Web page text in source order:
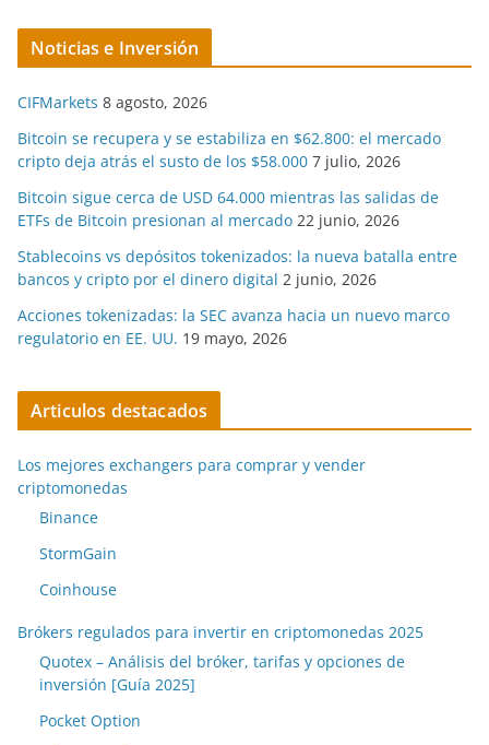
Noticias e Inversión
CIFMarkets 8 agosto, 2026
Bitcoin se recupera y se estabiliza en $62.800: el mercado
cripto deja atrás el susto de los $58.000 7 julio, 2026
Bitcoin sigue cerca de USD 64.000 mientras las salidas de
ETFs de Bitcoin presionan al mercado 22 junio, 2026
Stablecoins vs depósitos tokenizados: la nueva batalla entre
bancos y cripto por el dinero digital 2 junio, 2026
Acciones tokenizadas: la SEC avanza hacia un nuevo marco
regulatorio en EE. UU. 19 mayo, 2026
Articulos destacados
Los mejores exchangers para comprar y vender
criptomonedas
Binance
StormGain
Coinhouse
Brókers regulados para invertir en criptomonedas 2025
Quotex – Análisis del bróker, tarifas y opciones de
inversión [Guía 2025]
Pocket Option